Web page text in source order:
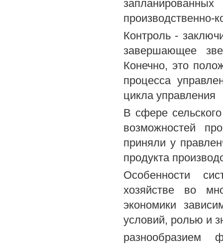
производственно-
Контроль -
завершающее
Конечно, это
процесса
цикла управления
В сфере
возможностей
приняли у
продукта
Особенности
хозяйстве во
экономики
условий, ролью и
разнообразием